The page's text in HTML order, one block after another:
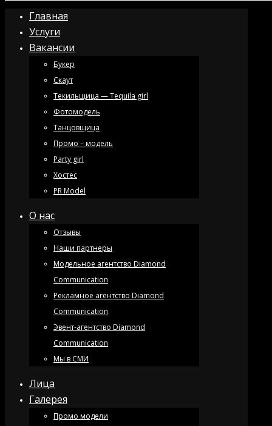
Главная
Услуги
Вакансии
Букер
Скаут
Текильщица — Tequila girl
Фотомодель
Танцовщица
Промо – модель
Party girl
Хостес
PR Model
О нас
Отзывы
Наши партнеры
Модельное агентство Diamond
Communication
Рекламное агентство Diamond
Communication
Эвент-агентство Diamond
Communication
Мы в СМИ
Лица
Галерея
Промо модели